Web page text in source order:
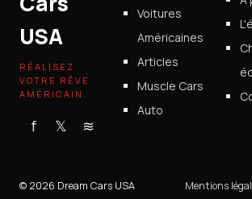
USA
RÉALISEZ
VOTRE RÊVE
AMÉRICAIN
f 𝕏 ≋
Voitures
Américaines
Articles
Muscle Cars
Auto
© 2026 Dream Cars USA Mentions